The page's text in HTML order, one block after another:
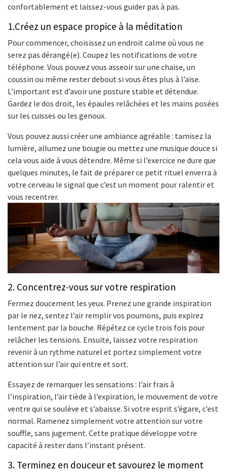
confortablement et laissez-vous guider pas à pas.
1.Créez un espace propice à la méditation
Pour commencer, choisissez un endroit calme où vous ne
serez pas dérangé(e). Coupez les notifications de votre
téléphone. Vous pouvez vous asseoir sur une chaise, un
coussin ou même rester debout si vous êtes plus à l’aise.
L’important est d’avoir une posture stable et détendue.
Gardez le dos droit, les épaules relâchées et les mains posées
sur les cuisses ou les genoux.
Vous pouvez aussi créer une ambiance agréable : tamisez la
lumière, allumez une bougie ou mettez une musique douce si
cela vous aide à vous détendre. Même si l’exercice ne dure que
quelques minutes, le fait de préparer ce petit rituel enverra à
votre cerveau le signal que c’est un moment pour ralentir et
vous recentrer.
2. Concentrez-vous sur votre respiration
Fermez doucement les yeux. Prenez une grande inspiration
par le nez, sentez l’air remplir vos poumons, puis expirez
lentement par la bouche. Répétez ce cycle trois fois pour
relâcher les tensions. Ensuite, laissez votre respiration
revenir à un rythme naturel et portez simplement votre
attention sur l’air qui entre et sort.
Essayez de remarquer les sensations : l’air frais à
l’inspiration, l’air tiède à l’expiration, le mouvement de votre
ventre qui se soulève et s’abaisse. Si votre esprit s’égare, c’est
normal. Ramenez simplement votre attention sur votre
souffle, sans jugement. Cette pratique développe votre
capacité à rester dans l’instant présent.
3. Terminez en douceur et savourez le moment